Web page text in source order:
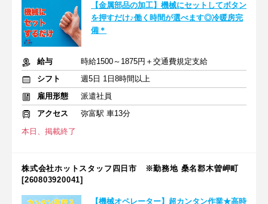
【金属部品の加工】機械にセットしてボタン
を押すだけ♪働く時間が選べます◎冷暖房完
備＊
給与
時給1500～1875円＋交通費規定支給
シフト
週5日 1日8時間以上
雇用形態
派遣社員
アクセス
弥富駅 車13分
本日、掲載終了
株式会社ホットスタッフ四日市 ※勤務地 桑名郡木曽岬町
[260803920041]
【機械オペレーター】超カンタン作業★高時